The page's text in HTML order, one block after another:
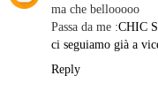
ma che bellooooo
Passa da me :CHIC
ci seguiamo già a
Reply